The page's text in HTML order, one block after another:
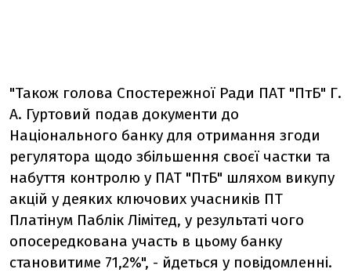
"Також голова Спостережної Ради ПАТ "ПтБ" Г.
А. Гуртовий подав документи до
Національного банку для отримання згоди
регулятора щодо збільшення своєї частки та
набуття контролю у ПАТ "ПтБ" шляхом викупу
акцій у деяких ключових учасників ПТ
Платінум Паблік Лімітед, у результаті чого
опосередкована участь в цьому банку
становитиме 71,2%", - йдеться у повідомленні.